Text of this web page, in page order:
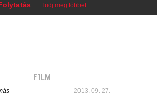
FILM
2013. 09. 27.
Tudj meg többet